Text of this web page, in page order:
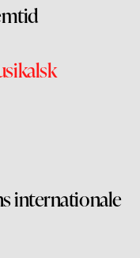
internationale